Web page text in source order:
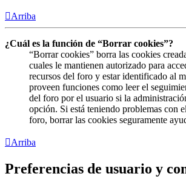
Arriba
¿Cuál es la función de “Borrar cookies”?
“Borrar cookies” borra las cookies
cuales le mantienen autorizado para
recursos del foro y estar identificado al
proveen funciones como leer el
del foro por el usuario si la
opción. Si está teniendo problemas con
foro, borrar las cookies seguramente
Arriba
Preferencias de usuario y